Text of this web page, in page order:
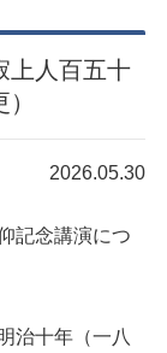
上人百五十
2026.05.30
記念講演につ
治十年（一八